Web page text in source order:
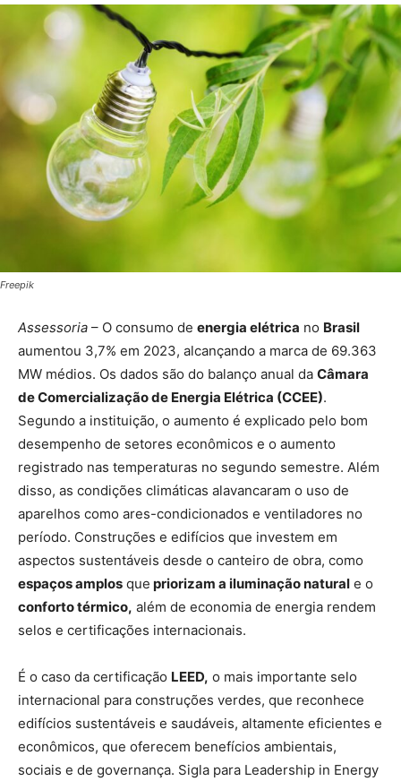
Freepik
Assessoria – O consumo de energia elétrica no Brasil
aumentou 3,7% em 2023, alcançando a marca de 69.363
MW médios. Os dados são do balanço anual da Câmara
de Comercialização de Energia Elétrica (CCEE).
Segundo a instituição, o aumento é explicado pelo bom
desempenho de setores econômicos e o aumento
registrado nas temperaturas no segundo semestre. Além
disso, as condições climáticas alavancaram o uso de
aparelhos como ares-condicionados e ventiladores no
período. Construções e edifícios que investem em
aspectos sustentáveis desde o canteiro de obra, como
espaços amplos que priorizam a iluminação natural e o
conforto térmico, além de economia de energia rendem
selos e certificações internacionais.
É o caso da certificação LEED, o mais importante selo
internacional para construções verdes, que reconhece
edifícios sustentáveis e saudáveis, altamente eficientes e
econômicos, que oferecem benefícios ambientais,
sociais e de governança. Sigla para Leadership in Energy